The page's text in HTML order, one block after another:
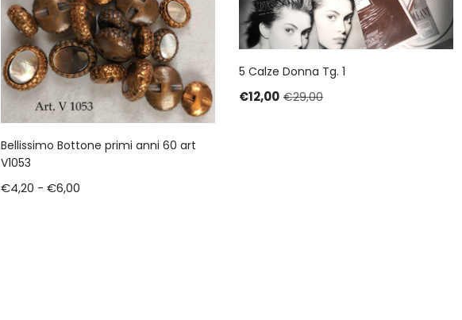
Bellissimo Bottone primi anni 60 art
V1053
€4,20 - €6,00
5 Calze Donna Tg. 1
€12,00 €29,00